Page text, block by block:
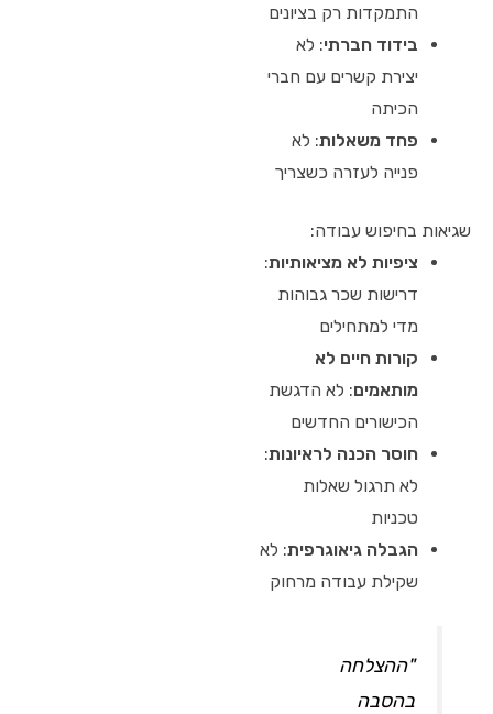
התמקדות רק בציונים
בידוד חברתי: לא
יצירת קשרים עם חברי
הכיתה
פחד משאלות: לא
פנייה לעזרה כשצריך
שגיאות בחיפוש עבודה:
ציפיות לא מציאותיות:
דרישות שכר גבוהות
מדי למתחילים
קורות חיים לא
מותאמים: לא הדגשת
הכישורים החדשים
חוסר הכנה לראיונות:
לא תרגול שאלות
טכניות
הגבלה גיאוגרפית: לא
שקילת עבודה מרחוק
"ההצלחה
בהסבה